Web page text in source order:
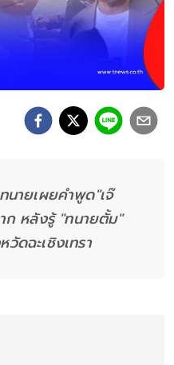
ายเผยคำพูด"เจ๊
ก หลังรู้ "ทนายตั้ม"
ดฉะเชิงเทรา